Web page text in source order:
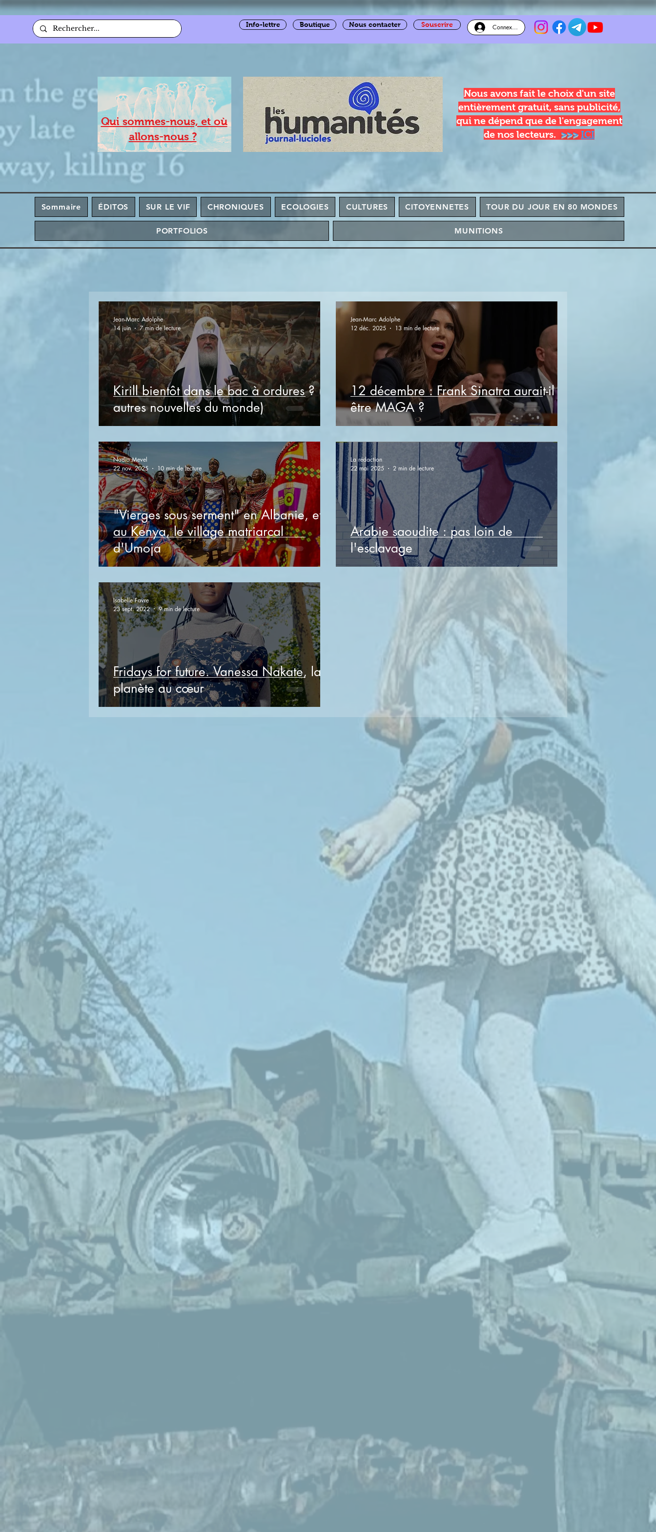
Info-lettre Boutique Nous contacter Souscrire Connexion
Qui sommes-nous, et où
allons-nous ?
Nous avons fait le choix d'un site
entièrement gratuit, sans publicité,
qui ne dépend que de l'engagement
de nos lecteurs. >>> ICI
Sommaire ÉDITOS SUR LE VIF CHRONIQUES ECOLOGIES CULTURES CITOYENNETES TOUR DU JOUR EN 80 MONDES
PORTFOLIOS MUNITIONS
Kirill bientôt dans le bac à ordures ? (et
autres nouvelles du monde)
Jean-Marc Adolphe
14 juin
7 min de lecture
12 décembre : Frank Sinatra aurait-il pu
être MAGA ?
Jean-Marc Adolphe
12 déc. 2025
13 min de lecture
"Vierges sous serment" en Albanie, et
au Kenya, le village matriarcal
d'Umoja
Nadia Mevel
22 nov. 2025
10 min de lecture
Arabie saoudite : pas loin de
l'esclavage
La rédaction
22 mai 2025
2 min de lecture
Fridays for future. Vanessa Nakate, la
planète au cœur
Isabelle Favre
23 sept. 2022
9 min de lecture